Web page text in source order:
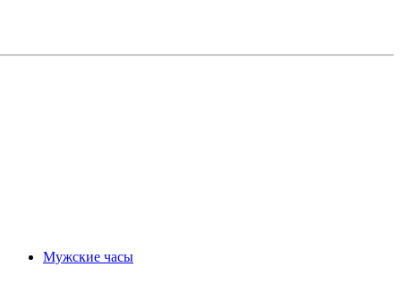
Мужские часы